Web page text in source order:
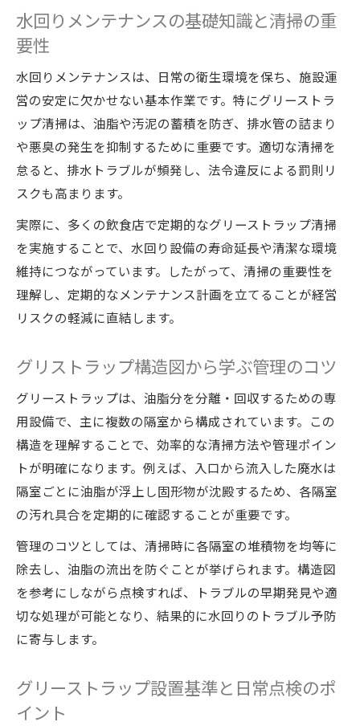
水回りメンテナンスの基礎知識と清掃の重
要性
水回りメンテナンスは、日常の衛生環境を保ち、施設運
営の安定に欠かせない基本作業です。特にグリーストラ
ップ清掃は、油脂や汚泥の蓄積を防ぎ、排水管の詰まり
や悪臭の発生を抑制するために重要です。適切な清掃を
怠ると、排水トラブルが頻発し、法令違反による罰則リ
スクも高まります。
実際に、多くの飲食店で定期的なグリーストラップ清掃
を実施することで、水回り設備の寿命延長や清潔な環境
維持につながっています。したがって、清掃の重要性を
理解し、定期的なメンテナンス計画を立てることが経営
リスクの軽減に直結します。
グリストラップ構造図から学ぶ管理のコツ
グリーストラップは、油脂分を分離・回収するための専
用設備で、主に複数の隔室から構成されています。この
構造を理解することで、効率的な清掃方法や管理ポイン
トが明確になります。例えば、入口から流入した廃水は
隔室ごとに油脂が浮上し固形物が沈殿するため、各隔室
の汚れ具合を定期的に確認することが重要です。
管理のコツとしては、清掃時に各隔室の堆積物を均等に
除去し、油脂の流出を防ぐことが挙げられます。構造図
を参考にしながら点検すれば、トラブルの早期発見や適
切な処理が可能となり、結果的に水回りのトラブル予防
に寄与します。
グリーストラップ設置基準と日常点検のポ
イント